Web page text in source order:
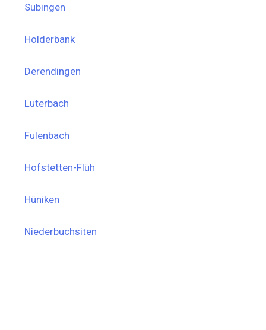
Subingen
Holderbank
Derendingen
Luterbach
Fulenbach
Hofstetten-Flüh
Hüniken
Niederbuchsiten